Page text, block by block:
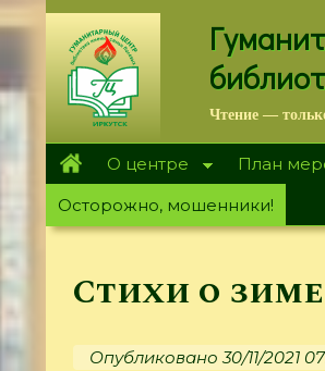
Перейти
к
основному
содержанию
Чтение —
О центре План
Осторожно, мошенники!
Стихи о зиме
Опубликовано 30/11/2021